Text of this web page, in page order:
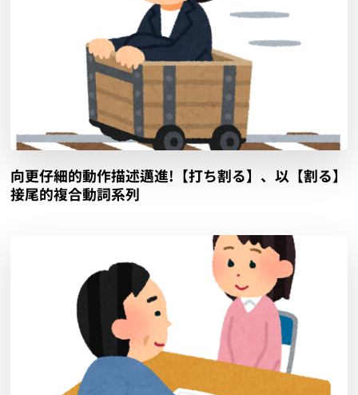
向更仔細的動作描述邁進!【打ち割る】、以【割る】
接尾的複合動詞系列